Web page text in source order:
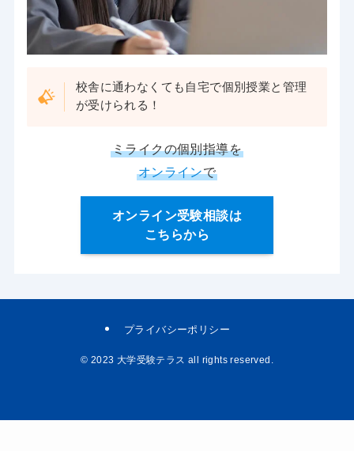
校舎に通わなくても自宅で個別授業と管理
が受けられる！
ミライクの個別指導を
オンラインで
オンライン受験相談は
こちらから
プライバシーポリシー
© 2023 大学受験テラス all rights reserved.